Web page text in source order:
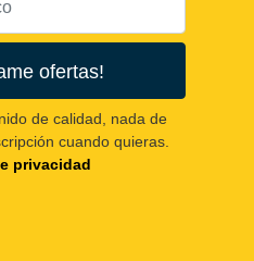
ofertas!
de calidad, nada de
cuando quieras.
privacidad